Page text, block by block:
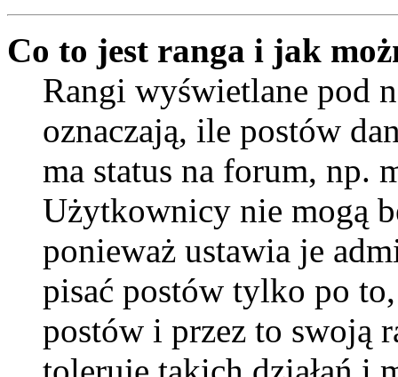
Co to jest ranga i jak
Rangi wyświetlane pod
oznaczają, ile postów
ma status na forum, np.
Użytkownicy nie mogą
ponieważ ustawia je
pisać postów tylko po
postów i przez to swoją